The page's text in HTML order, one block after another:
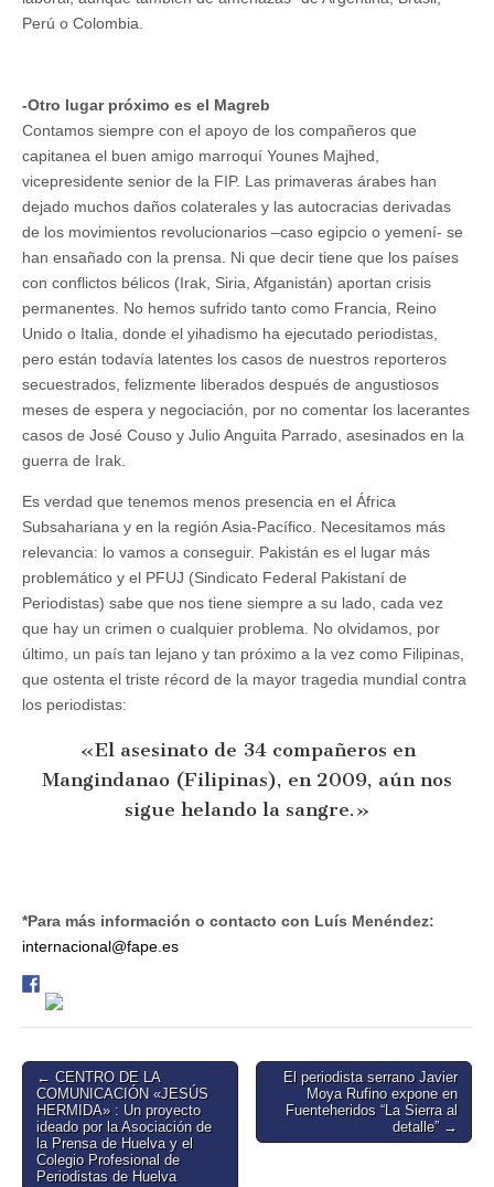
Perú o Colombia.
-Otro lugar próximo es el Magreb
Contamos siempre con el apoyo de los compañeros que
capitanea el buen amigo marroquí Younes Majhed,
vicepresidente senior de la FIP. Las primaveras árabes han
dejado muchos daños colaterales y las autocracias derivadas
de los movimientos revolucionarios –caso egipcio o yemení- se
han ensañado con la prensa. Ni que decir tiene que los países
con conflictos bélicos (Irak, Siria, Afganistán) aportan crisis
permanentes. No hemos sufrido tanto como Francia, Reino
Unido o Italia, donde el yihadismo ha ejecutado periodistas,
pero están todavía latentes los casos de nuestros reporteros
secuestrados, felizmente liberados después de angustiosos
meses de espera y negociación, por no comentar los lacerantes
casos de José Couso y Julio Anguita Parrado, asesinados en la
guerra de Irak.
Es verdad que tenemos menos presencia en el África
Subsahariana y en la región Asia-Pacífico. Necesitamos más
relevancia: lo vamos a conseguir. Pakistán es el lugar más
problemático y el PFUJ (Sindicato Federal Pakistaní de
Periodistas) sabe que nos tiene siempre a su lado, cada vez
que hay un crimen o cualquier problema. No olvidamos, por
último, un país tan lejano y tan próximo a la vez como Filipinas,
que ostenta el triste récord de la mayor tragedia mundial contra
los periodistas:
«El asesinato de 34 compañeros en
Mangindanao (Filipinas), en 2009, aún nos
sigue helando la sangre.»
*Para más información o contacto con Luís Menéndez:
internacional@fape.es
Post
navigation
← CENTRO DE LA
COMUNICACIÓN «JESÚS
HERMIDA» : Un proyecto
ideado por la Asociación de
la Prensa de Huelva y el
Colegio Profesional de
Periodistas de Huelva
El periodista serrano Javier
Moya Rufino expone en
Fuenteheridos “La Sierra al
detalle” →